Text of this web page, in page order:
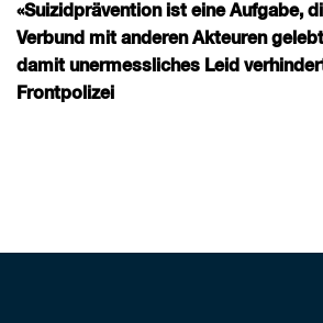
«Suizidprävention ist eine Aufgabe,
Verbund mit anderen Akteuren
damit unermessliches Leid
Frontpolizei